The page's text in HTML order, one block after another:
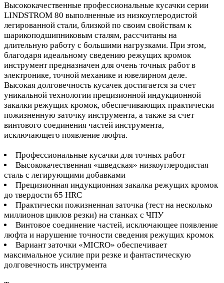
Высококачественные профессиональные кусачки серии
LINDSTROM 80 выполненные из низкоуглеродистой
легированной стали, близкой по своим свойствам к
шарикоподшипниковым сталям, рассчитаны на
длительную работу с большими нагрузками. При этом,
благодаря идеальному сведению режущих кромок
инструмент предназначен для очень точных работ в
электронике, точной механике и ювелирном деле.
Высокая долговечность кусачек достигается за счет
уникальной технологии прецизионной индукционной
закалки режущих кромок, обеспечивающих практически
пожизненную заточку инструмента, а также за счет
винтового соединения частей инструмента,
исключающего появление люфта.
Профессиональные кусачки для точных работ
Высококачественная «шведская» низкоуглеродистая
сталь с легирующими добавками
Прецизионная индукционная закалка режущих кромок
до твердости 65 HRC
Практически пожизненная заточка (тест на несколько
миллионов циклов резки) на станках с ЧПУ
Винтовое соединение частей, исключающее появление
люфта и нарушение точности сведения режущих кромок
Вариант заточки «MICRO» обеспечивает
максимальное усилие при резке и фантастическую
долговечность инструмента